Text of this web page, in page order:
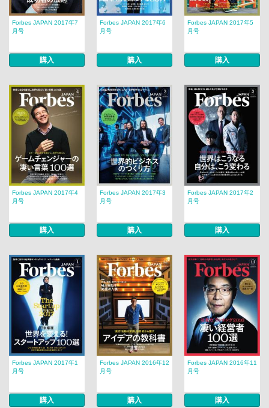
Forbes JAPAN 2017年7
月号
購入
Forbes JAPAN 2017年6
月号
購入
Forbes JAPAN 2017年5
月号
購入
Forbes JAPAN 2017年4
月号
購入
Forbes JAPAN 2017年3
月号
購入
Forbes JAPAN 2017年2
月号
購入
Forbes JAPAN 2017年1
月号
購入
Forbes JAPAN 2016年12
月号
購入
Forbes JAPAN 2016年11
月号
購入